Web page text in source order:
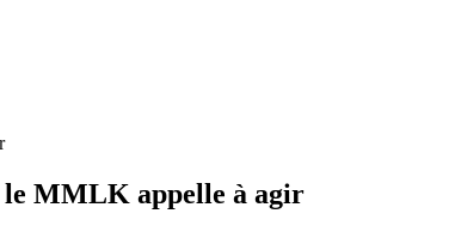
le MMLK appelle à agir